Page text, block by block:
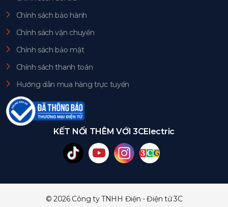
Chính sách bảo hành
Chính sách vận chuyển
Chính sách bảo mật
Chính sách thanh toán
Hướng dẫn mua hàng trực tuyến
KẾT NỐI THÊM VỚI 3CElectric
© 2026 Công ty TNHH Điện - Điện tử 3C